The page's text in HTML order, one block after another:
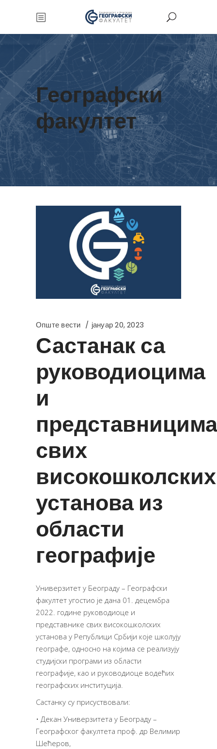
Географски
факултет
Опште вести јануар 20, 2023
Састанак са
руководиоцима
и
представницима
свих
високошколских
установа из
области
географије
Универзитет у Београду – Географски
факултет угостио је дана 01. децембра
2022. године руководиоце и
представнике свих високошколских
установа у Републици Србији које школују
географе, односно на којима се реализују
студијски програми из области
географије, као и руководиоце водећих
географских институција.
Састанку су присуствовали:
• Декан Универзитета у Београду –
Географског факултета проф. др Велимир
Шећеров,